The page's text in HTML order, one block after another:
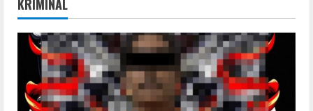
1
Kanan Amankan Terduga Pengedar
August 10, 2026
Coop
NieR: Automata patched Crack Fix
Steam Rip 2026
KRIMINAL